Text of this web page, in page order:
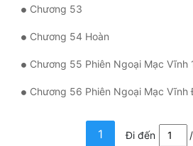
Chương 53
Chương 54 Hoàn
Chương 55 Phiên Ngoại Mạc Vĩnh
Chương 56 Phiên Ngoại Mạc Vĩnh
1 Đi đến